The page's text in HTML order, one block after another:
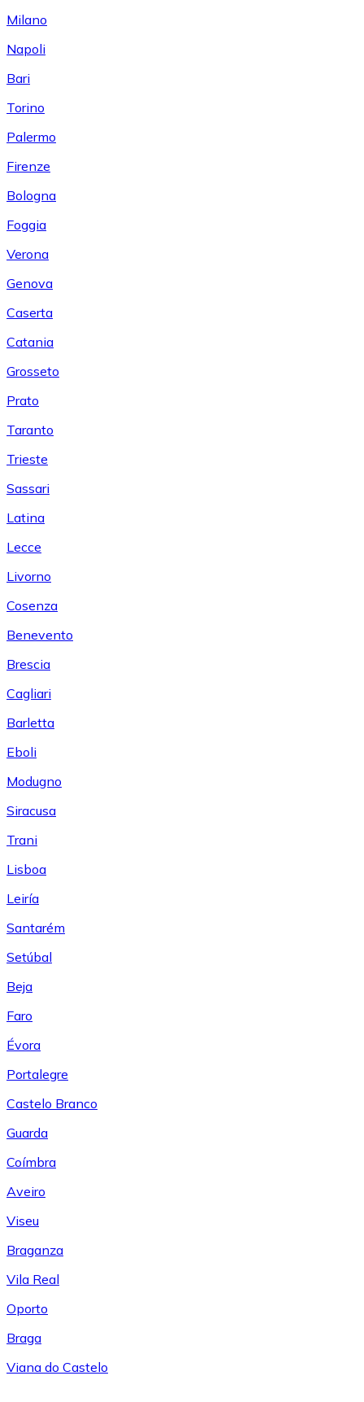
Milano
Napoli
Bari
Torino
Palermo
Firenze
Bologna
Foggia
Verona
Genova
Caserta
Catania
Grosseto
Prato
Taranto
Trieste
Sassari
Latina
Lecce
Livorno
Cosenza
Benevento
Brescia
Cagliari
Barletta
Eboli
Modugno
Siracusa
Trani
Lisboa
Leiría
Santarém
Setúbal
Beja
Faro
Évora
Portalegre
Castelo Branco
Guarda
Coímbra
Aveiro
Viseu
Braganza
Vila Real
Oporto
Braga
Viana do Castelo